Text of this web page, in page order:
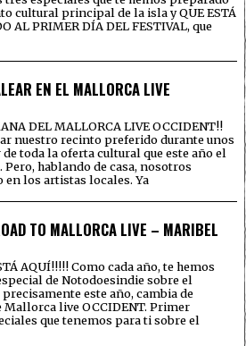
cultural principal de la isla y QUE ESTÁ
AL PRIMER DÍA DEL FESTIVAL, que
EN EL MALLORCA LIVE
DEL MALLORCA LIVE OCCIDENT!!
nuestro recinto preferido durante unos
toda la oferta cultural que este año el
hablando de casa, nosotros
en los artistas locales. Ya
TO MALLORCA LIVE – MARIBEL
AQUÍ!!!!! Como cada año, te hemos
de Notodoesindie sobre el
este año, cambia de
live OCCIDENT. Primer
que tenemos para ti sobre el